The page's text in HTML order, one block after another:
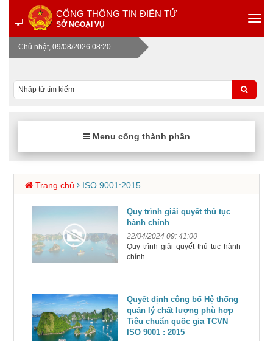
CỔNG THÔNG TIN ĐIỆN TỬ
SỞ NGOẠI VỤ
Chủ nhật, 09/08/2026 08:20
Menu cổng thành phần
Trang chủ ISO 9001:2015
Quy trình giải quyết thủ tục
hành chính
22/04/2024 09: 41:00
Quy trình giải quyết thủ tục hành
chính
Quyết định công bố Hệ thống
quản lý chất lượng phù hợp
Tiêu chuẩn quốc gia TCVN
ISO 9001 : 2015